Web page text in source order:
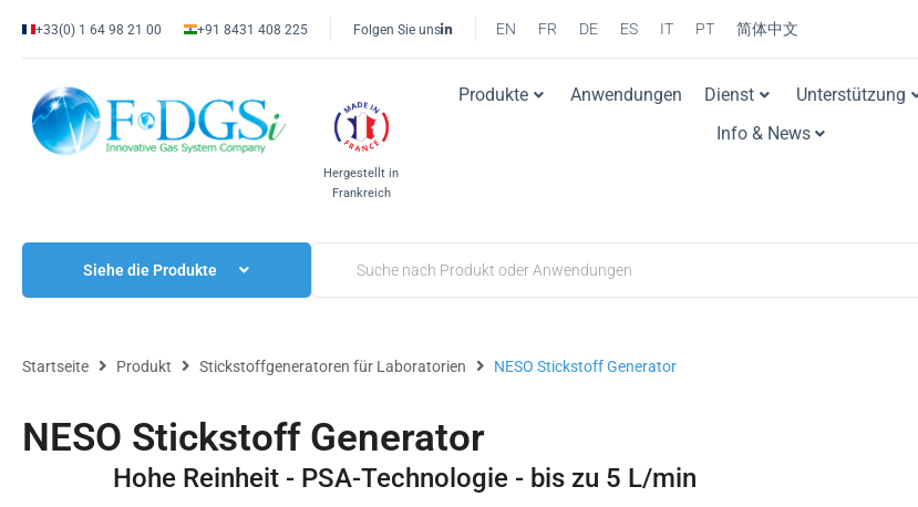
+33(0) 1 64 98 21 00 +91 8431 408 225 Folgen Sie uns EN FR DE ES IT PT 简体中文
Hergestellt in
Frankreich
Produkte Anwendungen Dienst Unterstützung
Info & News
Siehe die Produkte
Startseite Produkt Stickstoffgeneratoren für Laboratorien NESO Stickstoff Generator
NESO Stickstoff Generator
Hohe Reinheit - PSA-Technologie - bis zu 5 L/min